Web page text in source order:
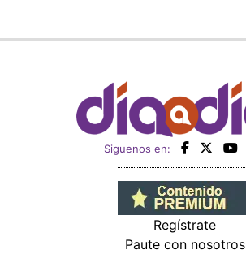
Siguenos en:
Regístrate
Paute con nosotros